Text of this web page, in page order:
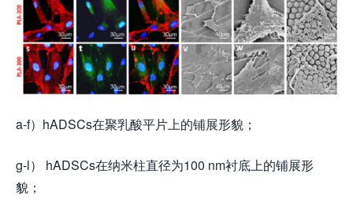
a-f）hADSCs在聚乳酸平片上的铺展形貌；
g-l） hADSCs在纳米柱直径为100 nm衬底上的铺展形
貌；